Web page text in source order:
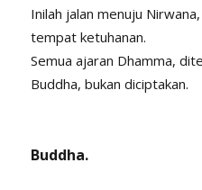
Inilah jalan menuju
tempat ketuhanan.
Semua ajaran Dhamma,
Buddha, bukan diciptakan.
Buddha.